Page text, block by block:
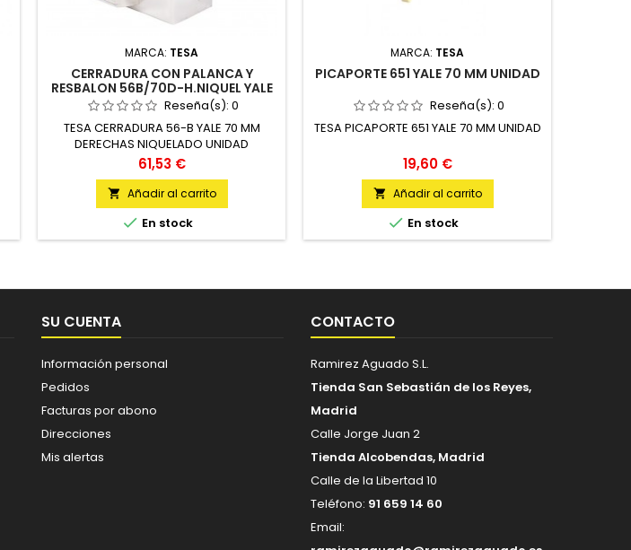
MARCA: TESA
CERRADURA CON PALANCA Y
RESBALON 56B/70D-H.NIQUEL YALE
Reseña(s): 0
TESA CERRADURA 56-B YALE 70 MM
DERECHAS NIQUELADO UNIDAD
Precio
61,53 €
 Añadir al carrito
 En stock
MARCA: TESA
PICAPORTE 651 YALE 70 MM UNIDAD
Reseña(s): 0
TESA PICAPORTE 651 YALE 70 MM UNIDAD
Precio
19,60 €
 Añadir al carrito
 En stock
SU CUENTA
Información personal
Pedidos
Facturas por abono
Direcciones
Mis alertas
CONTACTO
Ramirez Aguado S.L.
Tienda San Sebastián de los Reyes,
Madrid
Calle Jorge Juan 2
Tienda Alcobendas, Madrid
Calle de la Libertad 10
Teléfono: 91 659 14 60
Email: